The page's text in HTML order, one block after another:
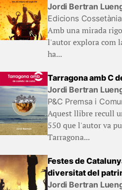
Jordi Bertran
Edicions Cossetània
Amb una mirada
l'autor explora com
ha...
Tarragona amb C
Jordi Bertran
P&C Premsa i
Aquest llibre recull
550 que l'autor va
Tarragona...
Festes de
diversitat del
Jordi Bertran